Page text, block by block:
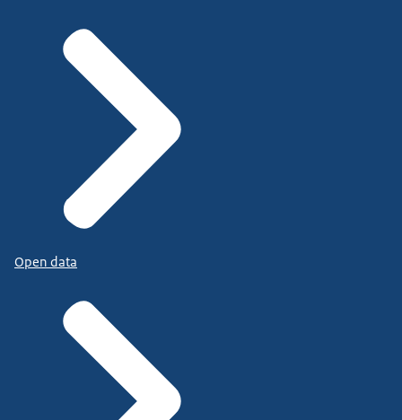
Open data